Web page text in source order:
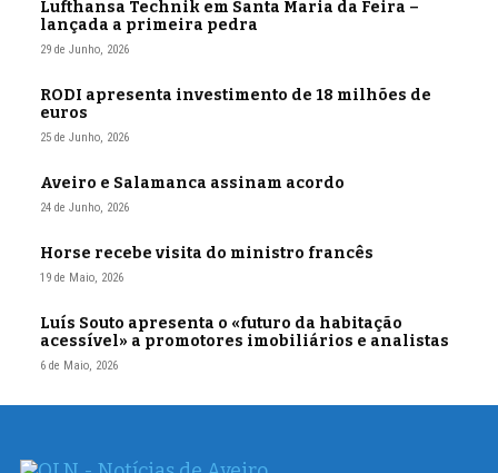
Lufthansa Technik em Santa Maria da Feira –
lançada a primeira pedra
29 de Junho, 2026
RODI apresenta investimento de 18 milhões de
euros
25 de Junho, 2026
Aveiro e Salamanca assinam acordo
24 de Junho, 2026
Horse recebe visita do ministro francês
19 de Maio, 2026
Luís Souto apresenta o «futuro da habitação
acessível» a promotores imobiliários e analistas
6 de Maio, 2026